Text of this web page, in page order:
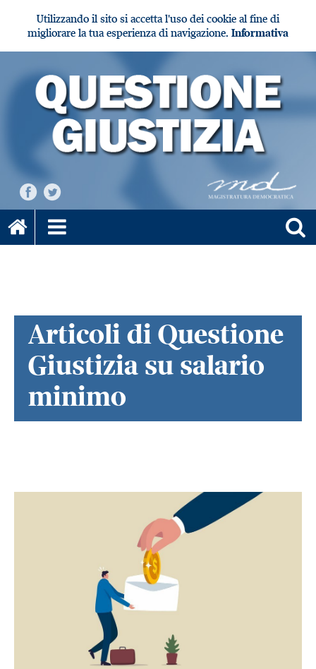
Utilizzando il sito si accetta l'uso dei cookie al fine di
migliorare la tua esperienza di navigazione. Informativa
Articoli di Questione
Giustizia su salario
minimo